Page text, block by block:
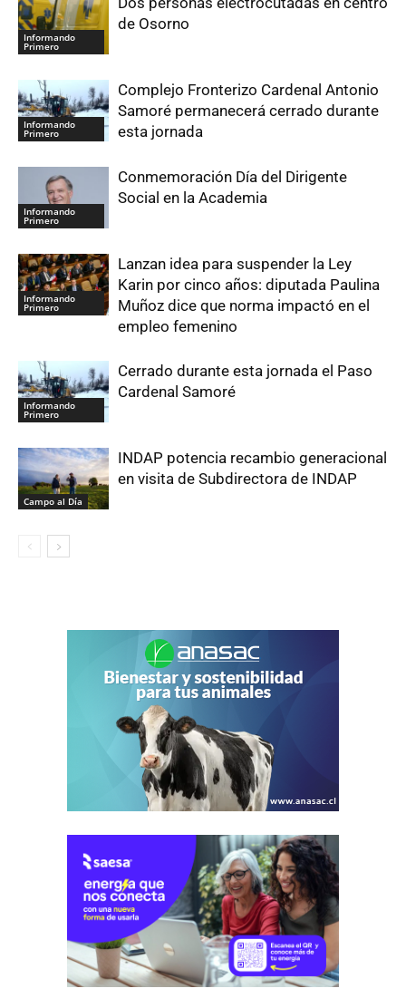
Informando
Primero
de Osorno
Informando
Primero
Complejo Fronterizo Cardenal Antonio
Samoré permanecerá cerrado durante
esta jornada
Informando
Primero
Conmemoración Día del Dirigente
Social en la Academia
Informando
Primero
Lanzan idea para suspender la Ley
Karin por cinco años: diputada Paulina
Muñoz dice que norma impactó en el
empleo femenino
Informando
Primero
Cerrado durante esta jornada el Paso
Cardenal Samoré
Campo al Día
INDAP potencia recambio generacional
en visita de Subdirectora de INDAP